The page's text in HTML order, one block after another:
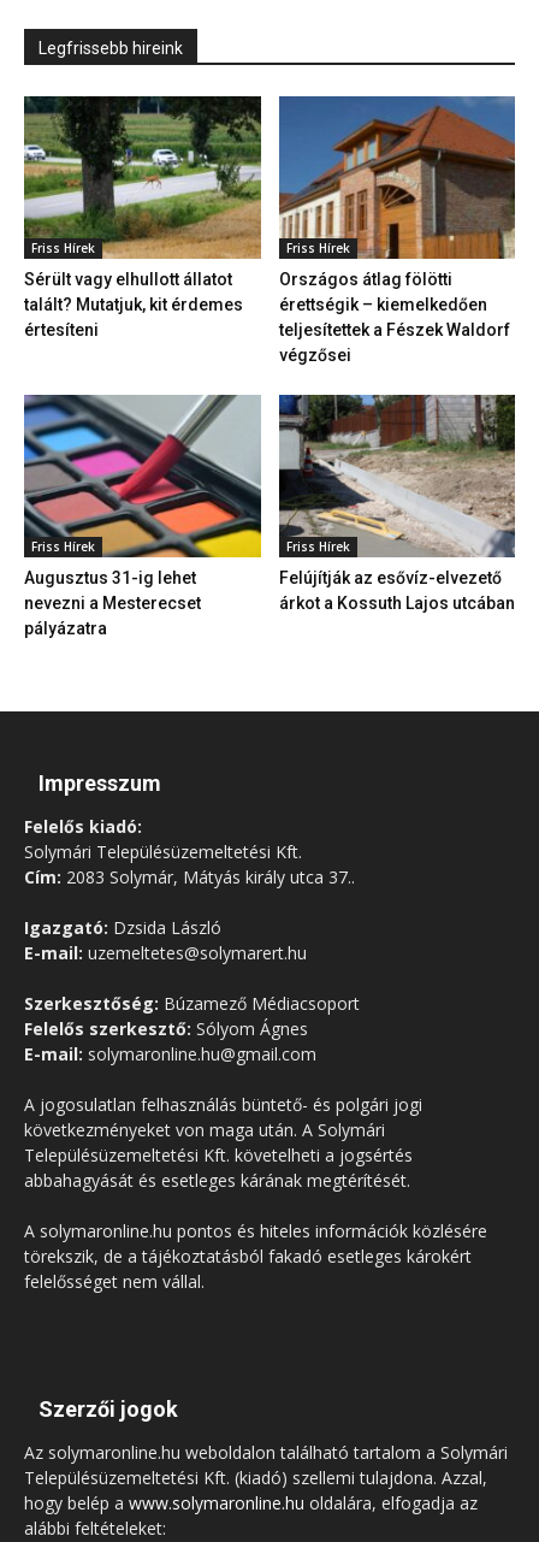
Legfrissebb hireink
Friss Hírek
Sérült vagy elhullott állatot
talált? Mutatjuk, kit érdemes
értesíteni
Friss Hírek
Országos átlag fölötti
érettségik – kiemelkedően
teljesítettek a Fészek Waldorf
végzősei
Friss Hírek
Augusztus 31-ig lehet
nevezni a Mesterecset
pályázatra
Friss Hírek
Felújítják az esővíz-elvezető
árkot a Kossuth Lajos utcában
Impresszum
Felelős kiadó:
Solymári Településüzemeltetési Kft.
Cím: 2083 Solymár, Mátyás király utca 37..
Igazgató: Dzsida László
E-mail: uzemeltetes@solymarert.hu
Szerkesztőség: Búzamező Médiacsoport
Felelős szerkesztő: Sólyom Ágnes
E-mail: solymaronline.hu@gmail.com
A jogosulatlan felhasználás büntető- és polgári jogi
következményeket von maga után. A Solymári
Településüzemeltetési Kft. követelheti a jogsértés
abbahagyását és esetleges kárának megtérítését.
A solymaronline.hu pontos és hiteles információk közlésére
törekszik, de a tájékoztatásból fakadó esetleges károkért
felelősséget nem vállal.
Szerzői jogok
Az solymaronline.hu weboldalon található tartalom a Solymári
Településüzemeltetési Kft. (kiadó) szellemi tulajdona. Azzal,
hogy belép a www.solymaronline.hu oldalára, elfogadja az
alábbi feltételeket: